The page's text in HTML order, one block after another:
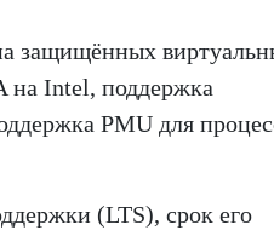
защищённых
на Intel, поддержка
PMU для
(LTS), срок его